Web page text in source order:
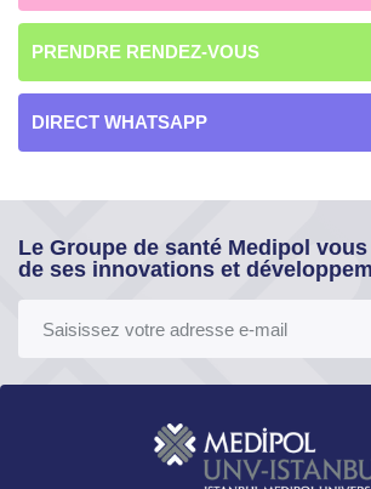
PRENDRE RENDEZ-VOUS
DIRECT WHATSAPP
Le Groupe de santé Medipol
de ses innovations et